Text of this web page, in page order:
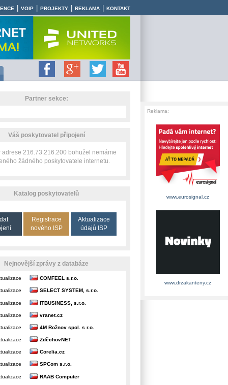
VOIP PROJEKTY REKLAMA KONTAKT
Partner sekce:
Váš poskytovatel připojení
adrese 216.73.216.200 bohužel nemáme
žádného poskytovatele internetu.
Katalog poskytovatelů
Registrace
nového ISP
Aktualizace
údajů ISP
Nejnovější zprávy z databáze
COMFEEL s.r.o.
SELECT SYSTEM, s.r.o.
ITBUSINESS, s.r.o.
vranet.cz
4M Rožnov spol. s r.o.
ZděchovNET
Corelia.cz
SPCom s.r.o.
RAAB Computer
Reklama:
www.eurosignal.cz
www.drzakanteny.cz